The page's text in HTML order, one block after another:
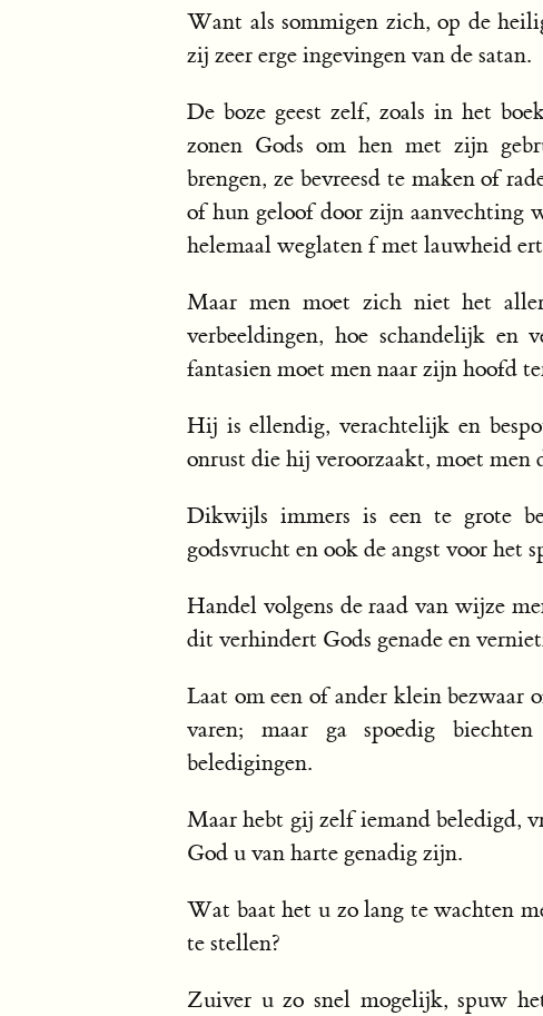
Want als sommigen zich, op de
zij zeer erge ingevingen van de satan.
De boze geest zelf, zoals in het
zonen Gods om hen met zijn
brengen, ze bevreesd te maken of
of hun geloof door zijn aanvechting
helemaal weglaten f met lauwheid
Maar men moet zich niet het
verbeeldingen, hoe schandelijk
fantasien moet men naar zijn hoofd
Hij is ellendig, verachtelijk en
onrust die hij veroorzaakt, moet men
Dikwijls immers is een te grote
godsvrucht en ook de angst voor het
Handel volgens de raad van wijze
dit verhindert Gods genade en
Laat om een of ander klein
varen; maar ga spoedig
beledigingen.
Maar hebt gij zelf iemand beledigd,
God u van harte genadig zijn.
Wat baat het u zo lang te wachten
te stellen?
Zuiver u zo snel mogelijk, spuw